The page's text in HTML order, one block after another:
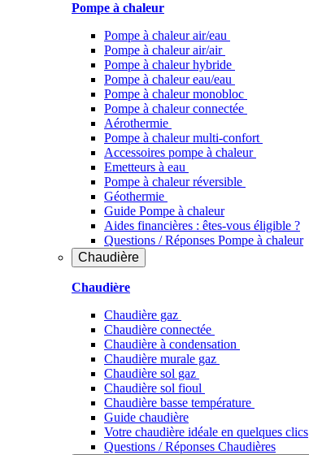
Pompe à chaleur
Pompe à chaleur air/eau
Pompe à chaleur air/air
Pompe à chaleur hybride
Pompe à chaleur​ eau/eau
Pompe à chaleur monobloc
Pompe à chaleur connectée
Aérothermie
Pompe à chaleur multi-confort
Accessoires pompe à chaleur
Emetteurs à eau
Pompe à chaleur réversible
Géothermie
Guide Pompe à chaleur
Aides financières : êtes-vous éligible ?
Questions / Réponses Pompe à chaleur
Chaudière
Chaudière
Chaudière gaz
Chaudière connectée
Chaudière à condensation
Chaudière murale gaz
Chaudière sol gaz
Chaudière sol fioul
Chaudière basse température
Guide chaudière
Votre chaudière idéale en quelques clics
Questions / Réponses Chaudières